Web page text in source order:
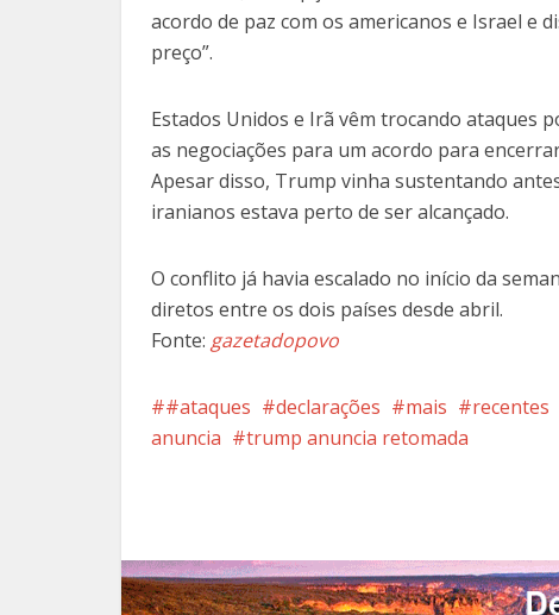
acordo de paz com os americanos e Israel e
preço”.
Estados Unidos e Irã vêm trocando ataques
as negociações para um acordo para
Apesar disso, Trump vinha sustentando
iranianos estava perto de ser alcançado.
O conflito já havia escalado no início da
diretos entre os dois países desde abril.
Fonte: gazetadopovo
#ataques declarações mais recentes
anuncia
trump anuncia retomada